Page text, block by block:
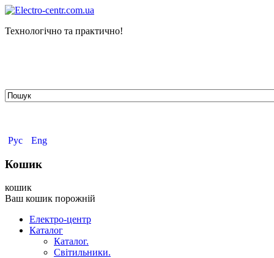
Технологічно та практично!
Рус Eng
Кошик
кошик
Ваш кошик порожній
Електро-центр
Каталог
Каталог.
Світильники.